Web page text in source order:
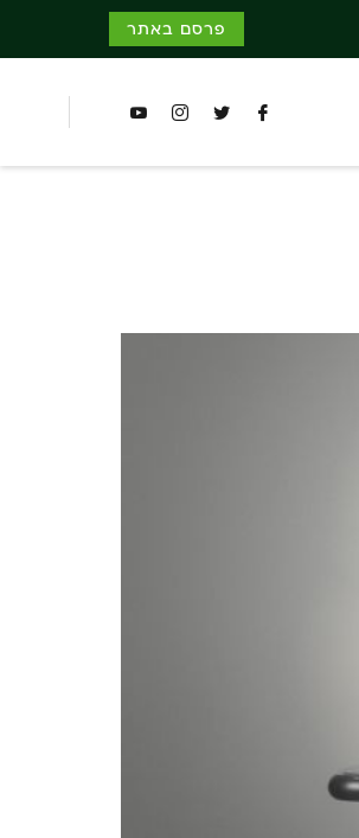
פרסם באתר